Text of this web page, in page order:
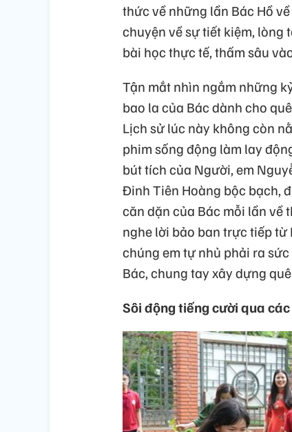
thức về những lần Bác Hồ
chuyện về sự tiết kiệm, lòng
bài học thực tế, thấm sâu
Tận mắt nhìn ngắm những
bao la của Bác dành cho
Lịch sử lúc này không còn
phim sống động làm lay
bút tích của Người, em
Đinh Tiên Hoàng bộc bạch,
căn dặn của Bác mỗi lần về
nghe lời bảo ban trực tiếp
chúng em tự nhủ phải ra
Bác, chung tay xây dựng
Sôi động tiếng cười qua